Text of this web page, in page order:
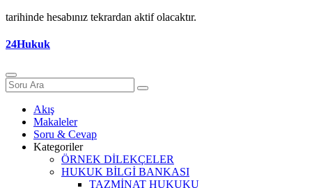
tarihinde hesabınız tekrardan aktif olacaktır.
24Hukuk
Akış
Makaleler
Soru & Cevap
Kategoriler
ÖRNEK DİLEKÇELER
HUKUK BİLGİ BANKASI
TAZMİNAT HUKUKU